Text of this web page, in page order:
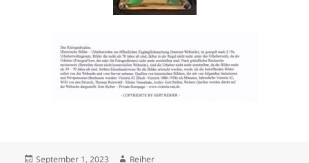
Veröffentlicht
September 1, 2023 Autor
Reiher